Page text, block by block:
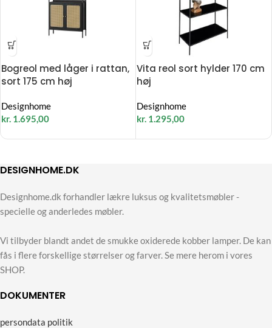
Bogreol med låger i rattan,
sort 175 cm høj
Designhome
kr. 1.695,00
Vita reol sort hylder 170 cm
høj
Designhome
kr. 1.295,00
DESIGNHOME.DK
Designhome.dk forhandler lækre luksus og kvalitetsmøbler -
specielle og anderledes møbler.
Vi tilbyder blandt andet de smukke oxiderede kobber lamper. De kan
fås i flere forskellige størrelser og farver. Se mere herom i vores
SHOP.
DOKUMENTER
persondata politik